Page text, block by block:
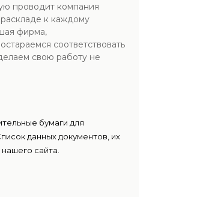
проводит компания
к каждому
фирма,
соответствовать
свою работу не
бумаги для
данных документов, их
сайта.